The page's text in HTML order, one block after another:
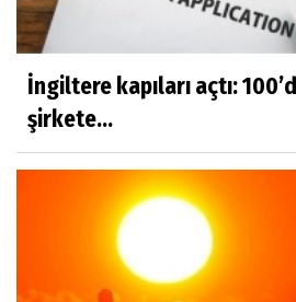
İngiltere kapıları açtı:
şirkete...